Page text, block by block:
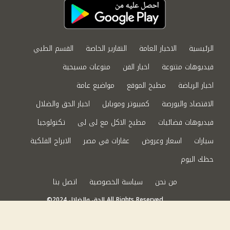
الرئيسية الاخبار العامة التقارير الخاصة
القسم الطبي
فيديوهات متنوعة
اخبار الفن
منوعات مسيحية
اخبار الرياضة
مطبخ الموقع
مواضيع عامة
الاقتصاد والبورصة
كمبيوتر وموبايل
اخبار الحق والضلال
فيديوهات فضائيات
مطبخ الاكل مع لى لى
تكنولوجيا
سيارات
اسعار وعروض عقارات في مصر
الابراج الفلكية
حظك اليوم
من نحن
سياسة الخصوصية اتصل بنا
©2024 الحق والضلال All Rights Reserved.